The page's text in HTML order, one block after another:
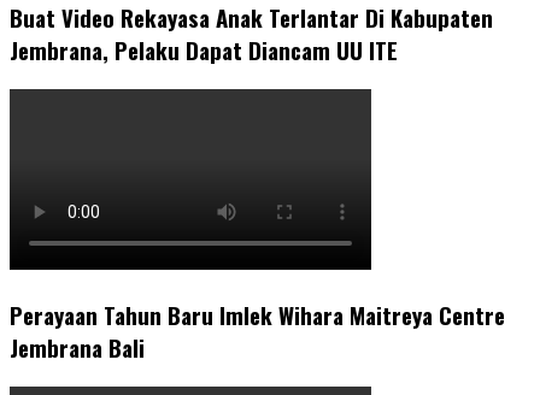
Buat Video Rekayasa Anak Terlantar Di Kabupaten
Jembrana, Pelaku Dapat Diancam UU ITE
Perayaan Tahun Baru Imlek Wihara Maitreya Centre
Jembrana Bali